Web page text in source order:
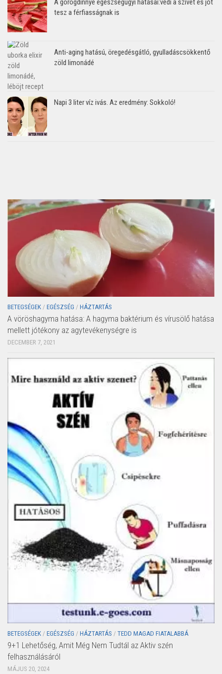
tesz a férfiasságnak is
Anti-aging hatású, öregedésgátló, gyulladáscsökkentő
zöld limonádé
Napi 3 liter víz ivás. Az eredmény: Sokkoló!
BETEGSÉGEK / EGÉSZSÉG / HÁZTARTÁS
A vöröshagyma hatása: A hagyma baktérium és vírusölő hatása
mellett jótékony az agytevékenységre is
DECEMBER 7, 2021
BETEGSÉGEK / EGÉSZSÉG / HÁZTARTÁS / TEDD MAGAD FIATALABBÁ
9+1 Lehetőség, Amit Még Nem Tudtál az Aktiv szén
felhasználásáról
MÁJUS 20, 2024